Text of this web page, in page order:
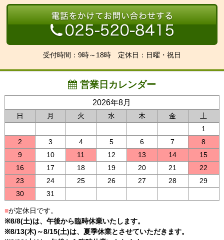
受付時間：9時～18時 定休日：日曜・祝日
営業日カレンダー
2026年8月
日 月 火 水 木 金
土
1
2
3 4 5 6 7
8
9
10 11 12 13 14
15
16
17 18 19 20 21
22
23
24 25 26 27 28
29
30
31
■が定休日です。
※8/8(土)は、午後から臨時休業いたします。
※8/13(木)～8/15(土)は、夏季休業とさせていただきます。